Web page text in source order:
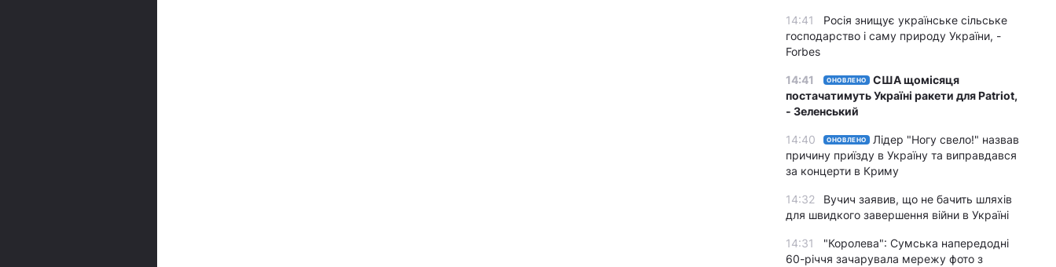
14:41
Росія знищує українське сільське
господарство і саму природу України, -
Forbes
14:41 ОНОВЛЕНО
США щомісяця
постачатимуть Україні ракети для Patriot,
- Зеленський
14:40 ОНОВЛЕНО
Лідер "Ногу свело!" назвав
причину приїзду в Україну та виправдався
за концерти в Криму
14:32
Вучич заявив, що не бачить шляхів
для швидкого завершення війни в Україні
14:31
"Королева": Сумська напередодні
60-річчя зачарувала мережу фото з